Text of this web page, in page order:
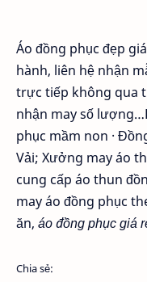
Áo đồng phục đẹp
hành, liên hệ nhận
trực tiếp không qua
nhận may số
phục mầm non ·
Vải; Xưởng may áo
cung cấp áo thun
may áo đồng phục
ăn, áo đồng phục giá